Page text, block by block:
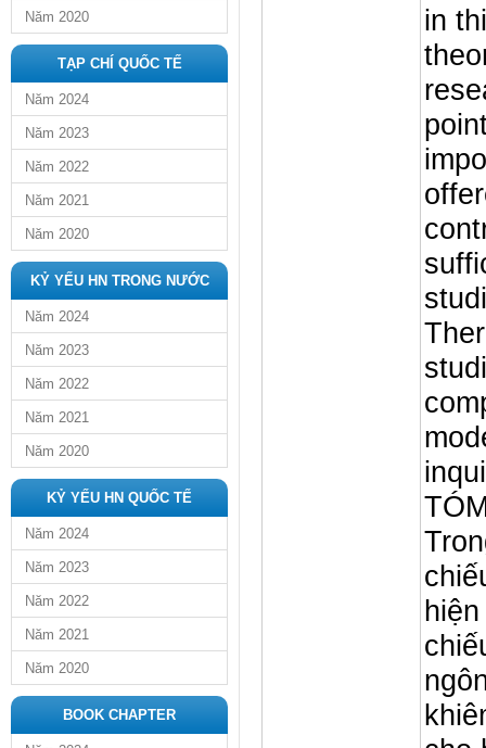
Năm 2020
TẠP CHÍ QUỐC TẾ
Năm 2024
Năm 2023
Năm 2022
Năm 2021
Năm 2020
KỶ YẾU HN TRONG NƯỚC
Năm 2024
Năm 2023
Năm 2022
Năm 2021
Năm 2020
KỶ YẾU HN QUỐC TẾ
Năm 2024
Năm 2023
Năm 2022
Năm 2021
Năm 2020
BOOK CHAPTER
in